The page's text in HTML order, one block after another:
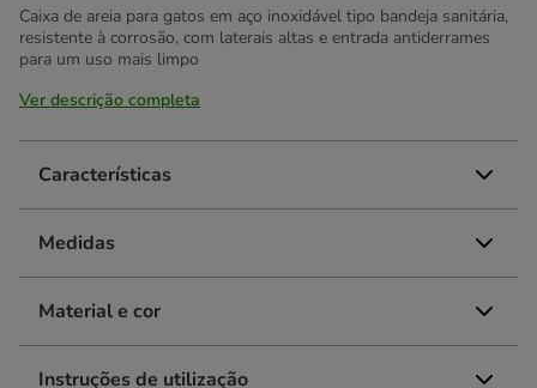
Caixa de areia para gatos em aço inoxidável tipo bandeja sanitária,
resistente à corrosão, com laterais altas e entrada antiderrames
para um uso mais limpo
Ver descrição completa
Características
Medidas
Material e cor
Instruções de utilização